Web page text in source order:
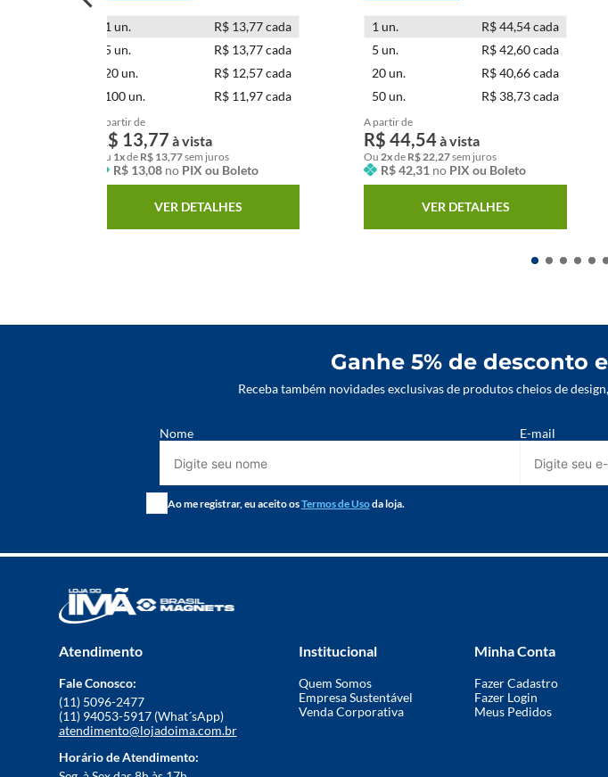
1 un.
R$ 13,77 cada
5 un.
R$ 13,77 cada
20un.
R$ 12,57 cada
100un. R$ 11,97 cada
A partir de
R$ 13,77 à vista
Ou 1xde R$ 13,77sem juros
R$ 13,08 no PIX ou Boleto
VER DETALHES
1 un.
R$ 44,54 cada
5 un.
R$ 42,60 cada
20un.
R$ 40,66 cada
50un. R$ 38,73 cada
A partir de
R$ 44,54à vista
Ou 2xde R$22,27sem juros
R$42,31 no PIX ou Boleto
VER DETALHES
Ganhe 5% de desconto
Receba também novidades exclusivas de produtos cheios de
Nome E-mail
Ao me registrar, eu aceito osTermos de Usoda loja.
Atendimento
Fale Conosco:
(11) 5096-2477
(11) 94053-5917 (What´sApp)
atendimento@lojadoima.com.br
Horário de Atendimento:
Institucional
Quem Somos
Empresa Sustentável
Venda Corporativa
Minha Conta
Fazer Cadastro
Fazer Login
Meus Pedidos